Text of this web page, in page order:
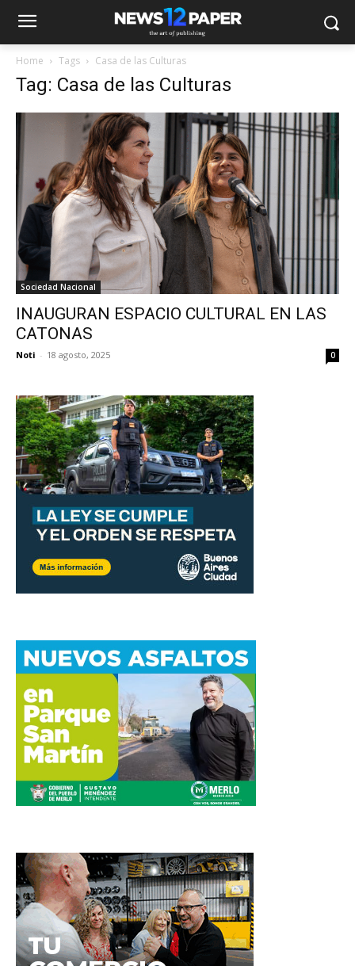
Home Tags Casa de las Culturas
Tag: Casa de las Culturas
Sociedad Nacional
INAUGURAN ESPACIO CULTURAL EN LAS
CATONAS
Noti - 18 agosto, 2025 0